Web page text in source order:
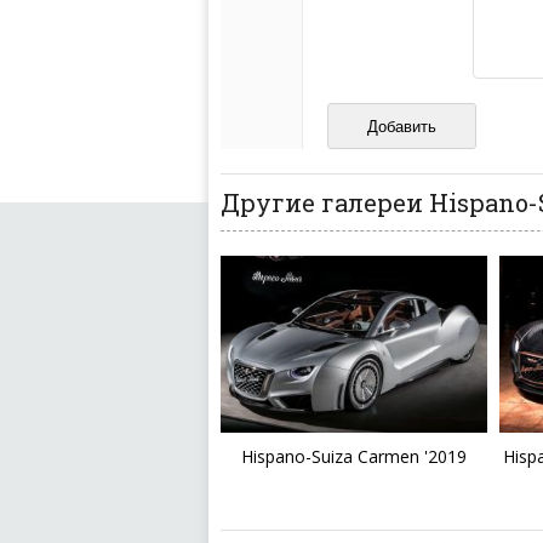
Не размещайте
И запаситесь терпением,
ваш отзыв может
Другие галереи
Hispano-Suiza Carmen '2019